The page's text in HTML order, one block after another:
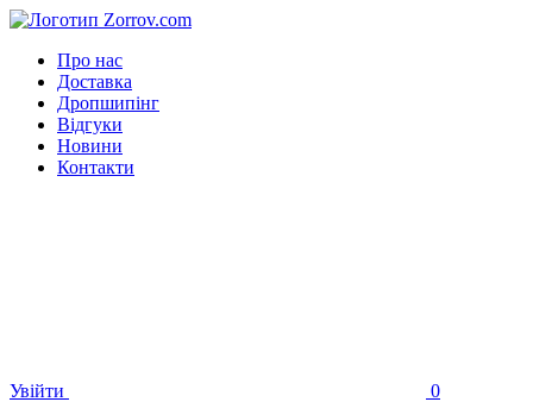
Про нас
Доставка
Дропшипінг
Відгуки
Новини
Контакти
Увійти 0